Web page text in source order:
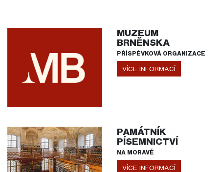
MUZEUM
BRNĚNSKA
PŘÍSPĚVKOVÁ ORGANIZACE
VÍCE INFORMACÍ
PAMÁTNÍK
PÍSEMNICTVÍ
NA MORAVĚ
VÍCE INFORMACÍ